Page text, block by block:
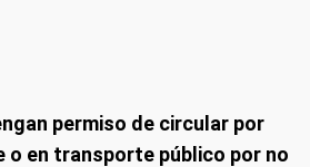
permiso de circular por
o en transporte público por no